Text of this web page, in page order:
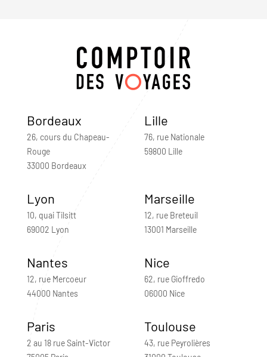
Bordeaux
26, cours du Chapeau-
Rouge
33000 Bordeaux
Lille
76, rue Nationale
59800 Lille
Lyon
10, quai Tilsitt
69002 Lyon
Marseille
12, rue Breteuil
13001 Marseille
Nantes
12, rue Mercoeur
44000 Nantes
Nice
62, rue Gioffredo
06000 Nice
Paris
2 au 18 rue Saint-Victor
Toulouse
43, rue Peyrolières